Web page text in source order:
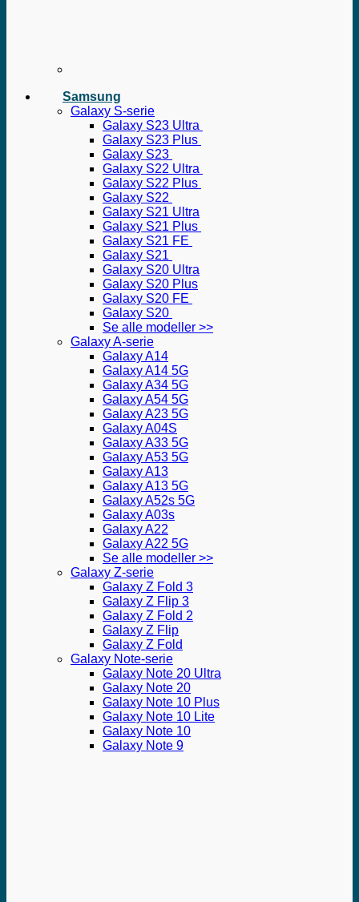
Samsung
Galaxy S-serie
Galaxy S23 Ultra
Galaxy S23 Plus
Galaxy S23
Galaxy S22 Ultra
Galaxy S22 Plus
Galaxy S22
Galaxy S21 Ultra
Galaxy S21 Plus
Galaxy S21 FE
Galaxy S21
Galaxy S20 Ultra
Galaxy S20 Plus
Galaxy S20 FE
Galaxy S20
Se alle modeller >>
Galaxy A-serie
Galaxy A14
Galaxy A14 5G
Galaxy A34 5G
Galaxy A54 5G
Galaxy A23 5G
Galaxy A04S
Galaxy A33 5G
Galaxy A53 5G
Galaxy A13
Galaxy A13 5G
Galaxy A52s 5G
Galaxy A03s
Galaxy A22
Galaxy A22 5G
Se alle modeller >>
Galaxy Z-serie
Galaxy Z Fold 3
Galaxy Z Flip 3
Galaxy Z Fold 2
Galaxy Z Flip
Galaxy Z Fold
Galaxy Note-serie
Galaxy Note 20 Ultra
Galaxy Note 20
Galaxy Note 10 Plus
Galaxy Note 10 Lite
Galaxy Note 10
Galaxy Note 9